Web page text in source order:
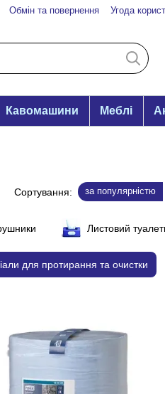
Обмін та повернення Угода
Кавомашини Меблі
Сортування: за популярністю
Листовий
для протирання та очистки